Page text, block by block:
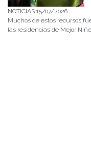
NOTICIAS 15/07/2026
Muchos de estos recursos
las residencias de Mejor